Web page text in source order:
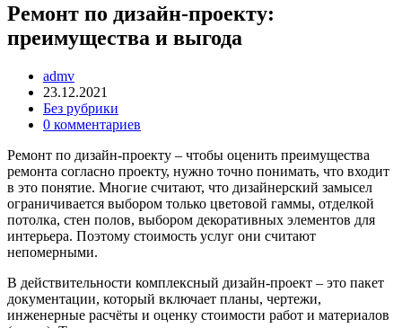
Ремонт по дизайн-проекту:
преимущества и выгода
admv
23.12.2021
Без рубрики
0 комментариев
Ремонт по дизайн-проекту – чтобы оценить преимущества
ремонта согласно проекту, нужно точно понимать, что входит
в это понятие. Многие считают, что дизайнерский замысел
ограничивается выбором только цветовой гаммы, отделкой
потолка, стен полов, выбором декоративных элементов для
интерьера. Поэтому стоимость услуг они считают
непомерными.
В действительности комплексный дизайн-проект – это пакет
документации, который включает планы, чертежи,
инженерные расчёты и оценку стоимости работ и материалов